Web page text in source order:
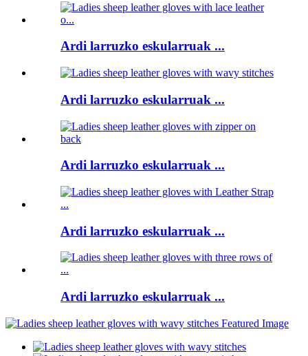
Ardi larruzko eskularruak ...
Ardi larruzko eskularruak ...
Ardi larruzko eskularruak ...
Ardi larruzko eskularruak ...
Ardi larruzko eskularruak ...